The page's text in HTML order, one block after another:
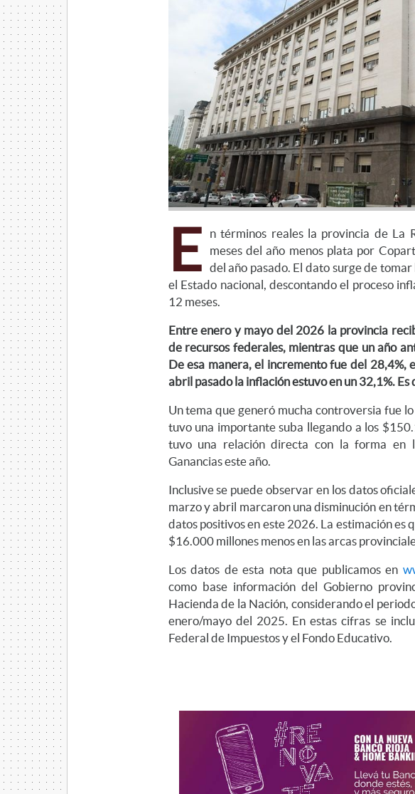
E
n términos reales la provincia de La
meses del año menos plata por
del año pasado. El dato surge de
el Estado nacional, descontando el proceso
12 meses.
Entre enero y mayo del 2026 la provincia
de recursos federales, mientras que un año
De esa manera, el incremento fue del
abril pasado la inflación estuvo en un 32,1%. Es
Un tema que generó mucha controversia fue
tuvo una importante suba llegando a los
tuvo una relación directa con la forma en
Ganancias este año.
Inclusive se puede observar en los datos
marzo y abril marcaron una disminución en
datos positivos en este 2026. La estimación es
$16.000 millones menos en las arcas
Los datos de esta nota que publicamos en
como base información del Gobierno
Hacienda de la Nación, considerando el
enero/mayo del 2025. En estas cifras se
Federal de Impuestos y el Fondo Educativo.